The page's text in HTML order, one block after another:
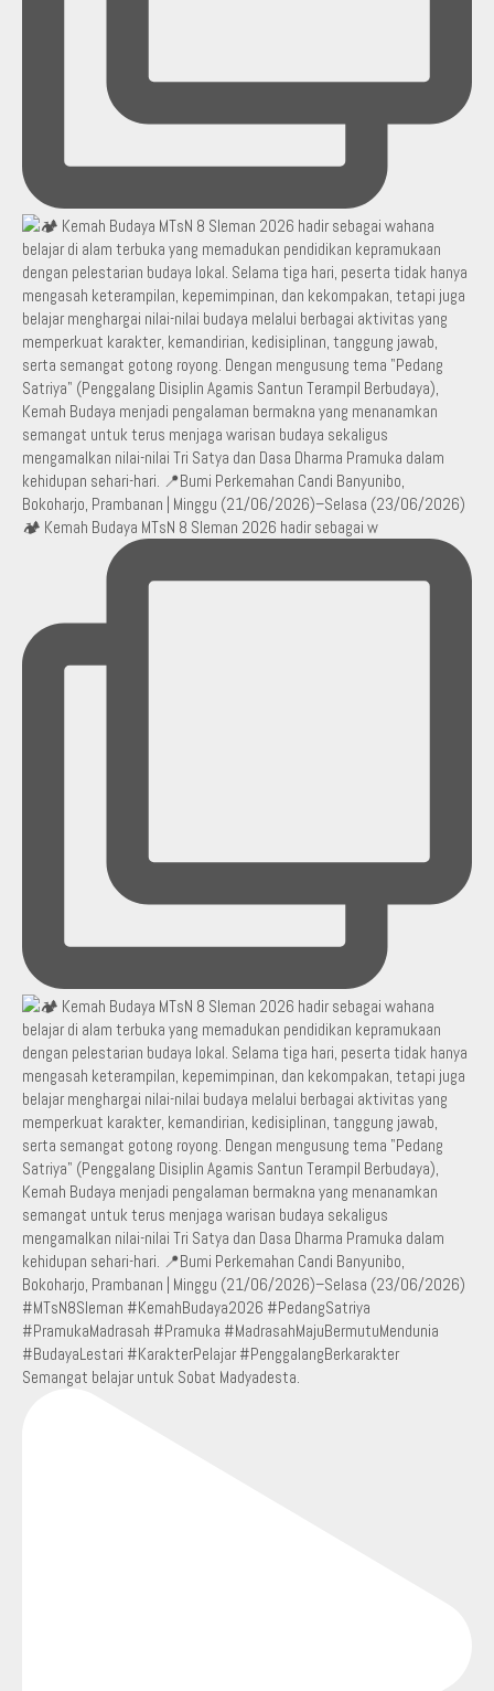
🏕️ Kemah Budaya MTsN 8 Sleman 2026 hadir sebagai w
Semangat belajar untuk Sobat Madyadesta.